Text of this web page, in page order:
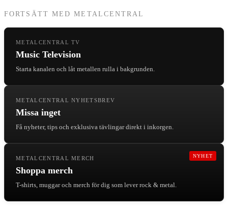
FORTSÄTT MED METALCENTRAL
METALCENTRAL TV
Music Television
Starta kanalen och låt metallen rulla i bakgrunden.
METALCENTRAL NYHETSBREV
Missa inget
Få nyheter, tips och exklusiva tävlingar direkt i inkorgen.
NYHET
METALCENTRAL MERCH
Shoppa merch
T-shirts, muggar och merch för dig som lever rock & metal.